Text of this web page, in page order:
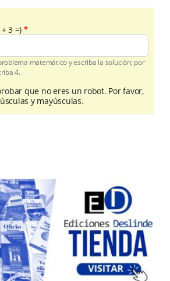
3 =)
matemático y escriba la solución; por
4.
que no eres un robot. Por favor,
y mayúsculas.